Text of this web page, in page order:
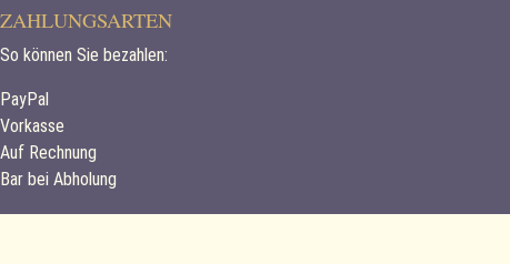
ZAHLUNGSARTEN
So können Sie bezahlen:
PayPal
Vorkasse
Auf Rechnung
Bar bei Abholung